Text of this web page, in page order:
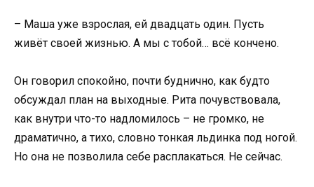
– Маша уже взрослая, ей двадцать один. Пусть
живёт своей жизнью. А мы с тобой… всё кончено.
Он говорил спокойно, почти буднично, как будто
обсуждал план на выходные. Рита почувствовала,
как внутри что-то надломилось – не громко, не
драматично, а тихо, словно тонкая льдинка под ногой.
Но она не позволила себе расплакаться. Не сейчас.